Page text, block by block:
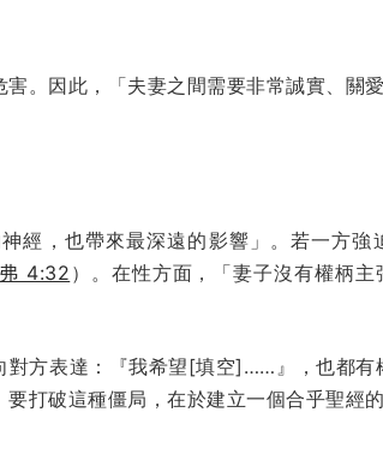
。因此，「夫妻之間需要非常誠實、關
經，也帶來最深遠的影響」。若一方
弗 4:32 ）。在性方面，「妻子沒有權柄
對方表達：『我希望[填空]……』，也都有
打破這種僵局，在於建立一個合乎聖經